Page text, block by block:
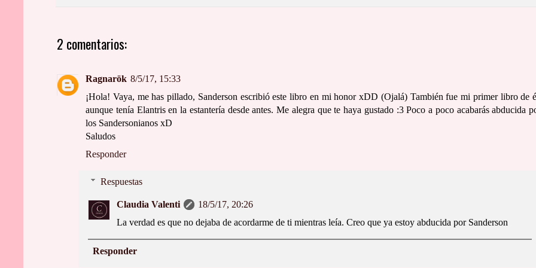
2 comentarios:
Ragnarök 8/5/17, 15:33
¡Hola! Vaya, me has pillado, Sanderson escribió este libro en mi honor xDD (Ojalá) También fue mi primer libro de
aunque tenía Elantris en la estantería desde antes. Me alegra que te haya gustado :3 Poco a poco acabarás abducida
los Sandersonianos xD
Saludos
Responder
Respuestas
Claudia Valenti
18/5/17, 20:26
La verdad es que no dejaba de acordarme de ti mientras leía. Creo que ya estoy abducida por Sanderson
Responder